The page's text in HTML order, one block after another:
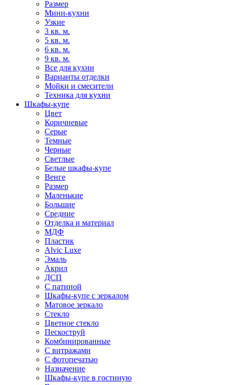
Размер
Мини-кухни
Узкие
3 кв. м.
5 кв. м.
6 кв. м.
9 кв. м.
Все для кухни
Варианты отделки
Мойки и смесители
Техника для кухни
Шкафы-купе
Цвет
Коричневые
Серые
Темные
Черные
Светлые
Белые шкафы-купе
Венге
Размер
Маленькие
Большие
Средние
Отделка и материал
МДФ
Пластик
Alvic Luxe
Эмаль
Акрил
ДСП
С патиной
Шкафы-купе с зеркалом
Матовое зеркало
Стекло
Цветное стекло
Пескоструй
Комбинированные
С витражами
С фотопечатью
Назначение
Шкафы-купе в гостиную